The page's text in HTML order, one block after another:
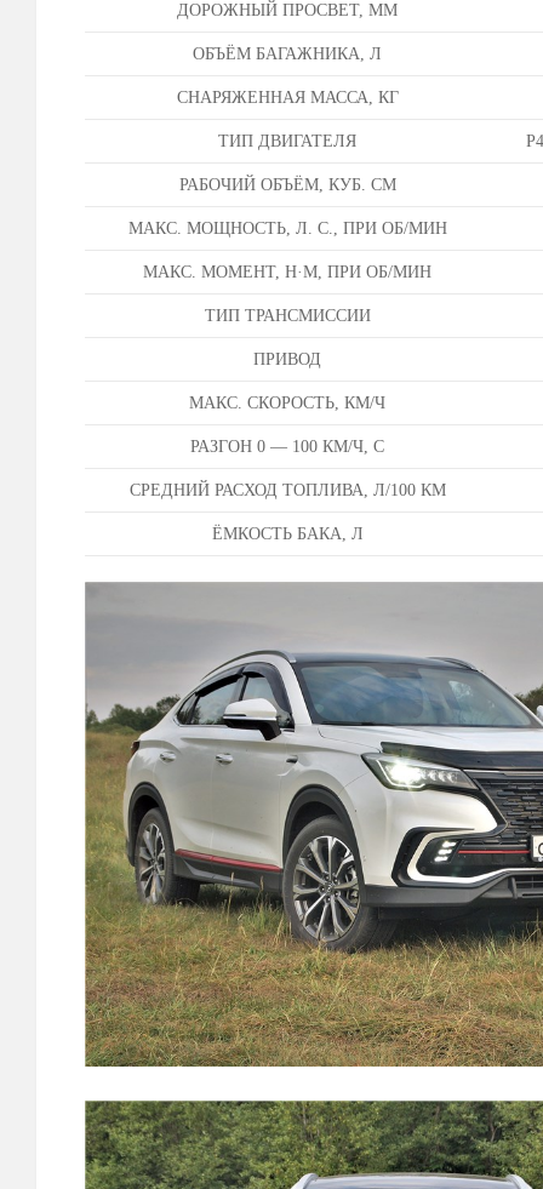
ДОРОЖНЫЙ ПРОСВЕТ, ММ
ОБЪЁМ БАГАЖНИКА, Л
СНАРЯЖЕННАЯ МАССА, КГ
ТИП ДВИГАТЕЛЯ
РАБОЧИЙ ОБЪЁМ, КУБ. СМ
МАКС. МОЩНОСТЬ, Л. С., ПРИ ОБ/МИН
МАКС. МОМЕНТ, Н·М, ПРИ ОБ/МИН
ТИП ТРАНСМИССИИ
ПРИВОД
МАКС. СКОРОСТЬ, КМ/Ч
РАЗГОН 0 — 100 КМ/Ч, С
СРЕДНИЙ РАСХОД ТОПЛИВА, Л/100 КМ
ЁМКОСТЬ БАКА, Л